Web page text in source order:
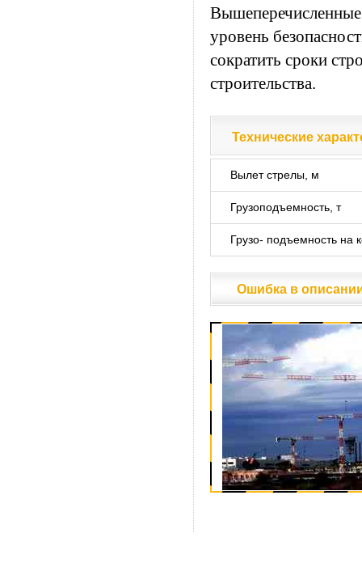
уровень
сократить сроки
строительства.
Технические
Технические
Вылет стрелы, м
Грузоподъемность, т
Грузо- подъемность на